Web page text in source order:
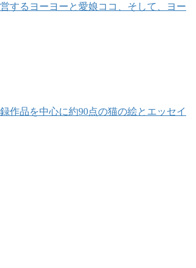
するヨーヨーと愛娘ココ、そして、ヨー
作品を中心に約90点の猫の絵とエッセイ